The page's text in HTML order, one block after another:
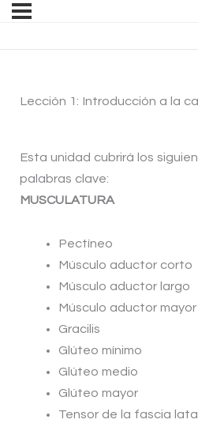
Lección 1: Introducción a la
Esta unidad cubrirá los
palabras clave:
MUSCULATURA
Pectíneo
Músculo aductor corto
Músculo aductor largo
Músculo aductor mayor
Gracilis
Glúteo mínimo
Glúteo medio
Glúteo mayor
Tensor de la fascia lata